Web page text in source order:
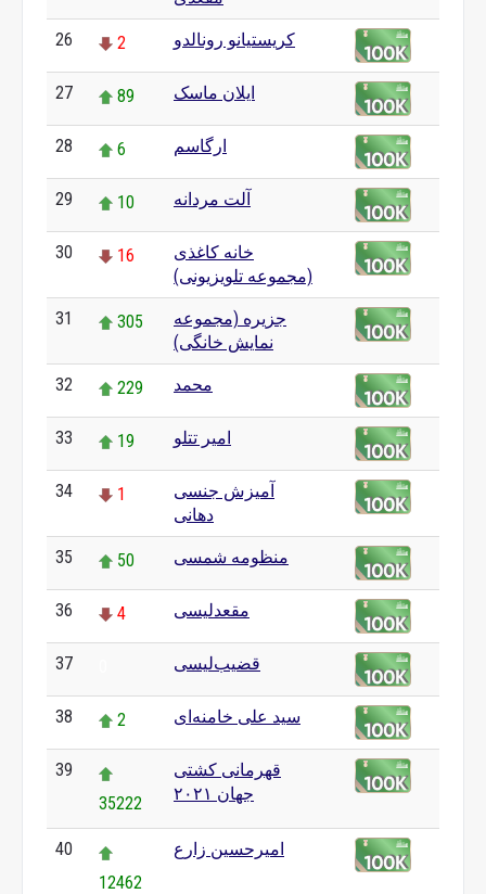
26 2 کریستیانو رونالدو
27 89 ایلان ماسک
28 6 ارگاسم
29 10 آلت مردانه
30 16
خانه کاغذی
(مجموعه تلویزیونی)
31 305
جزیره (مجموعه
نمایش خانگی)
32 229 محمد
33 19 امیر تتلو
34 1
آمیزش جنسی
دهانی
35 50 منظومه شمسی
36 4 مقعدلیسی
37 قضیب‌لیسی
38 2 سید علی خامنه‌ای
39
35222
قهرمانی کشتی
جهان ۲۰۲۱
40
12462
امیرحسین زارع